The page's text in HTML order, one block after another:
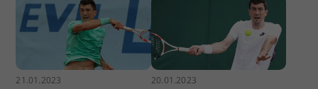
21.01.2023 20.01.2023